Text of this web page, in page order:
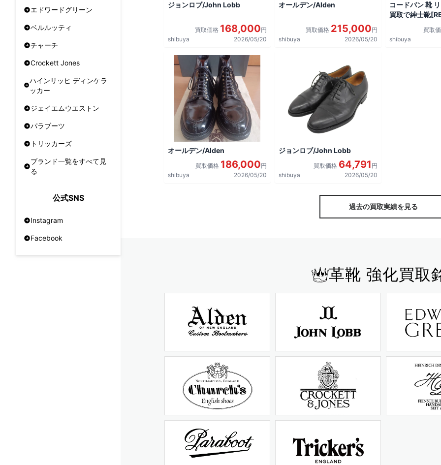
エドワードグリーン
ベルルッティ
チャーチ
Crockett Jones
ハインリッヒ ディンケラ
ッカー
ジェイエムウエストン
パラブーツ
トリッカーズ
ブランド一覧をすべて見
る
公式SNS
Instagram
Facebook
ジョンロブ/John Lobb
買取価格 168,000円
shibuya
2026/05/20
オールデン/Alden
買取価格 215,000円
shibuya
2026/05/20
コードバン 靴
買取で紳士靴
買取
shibuya
オールデン/Alden
買取価格 186,000円
shibuya
2026/05/20
ジョンロブ/John Lobb
買取価格 64,791 円
shibuya
2026/05/20
過去の買取実績を見る
革靴 強化買取